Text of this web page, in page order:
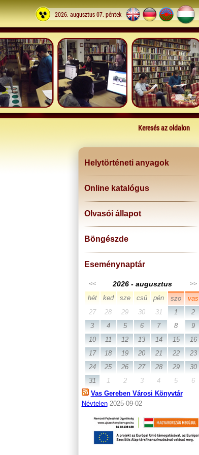
2026. augusztus 07. péntek
Keresés az oldalon
Helytörténeti anyagok
Online katalógus
Olvasói állapot
Böngészde
Eseménynaptár
<< 2026 - augusztus >>
hét ked sze csü pén szo
vas
27
28 29 30 31 1
2
3
4 5 6 7 8
9
10
11 12 13 14 15
16
17
18 19 20 21 22
23
24
25 26 27 28 29
30
31
1 2 3 4 5
6
Vas Gereben Városi Könyvtár
Névtelen 2025-09-02